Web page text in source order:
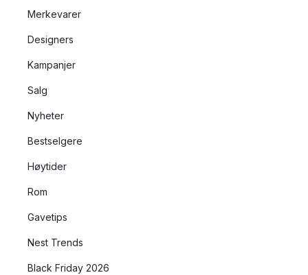
Merkevarer
Designers
Kampanjer
Salg
Nyheter
Bestselgere
Høytider
Rom
Gavetips
Nest Trends
Black Friday 2026